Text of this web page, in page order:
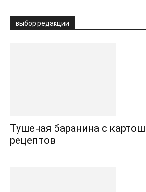
выбор редакции
Тушеная баранина с
рецептов